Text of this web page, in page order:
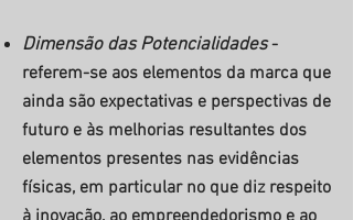
Dimensão das Potencialidades-
referem-se aos elementos da marca que
ainda são expectativas e perspectivas de
futuro e às melhorias resultantes dos
elementos presentes nas evidências
físicas, em particular no que diz respeito